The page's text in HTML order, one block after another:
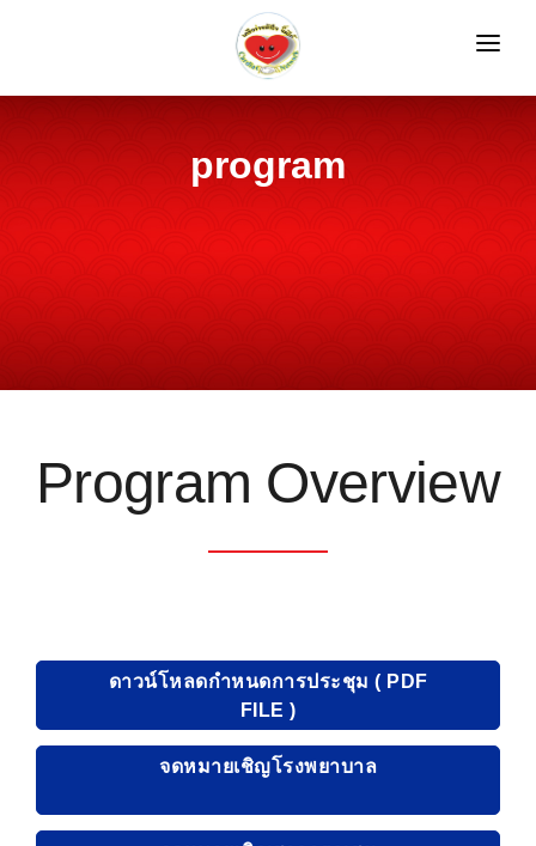
HOME
program
Program Overview
ดาวน์โหลดกำหนดการประชุม ( PDF
FILE )
จดหมายเชิญโรงพยาบาล